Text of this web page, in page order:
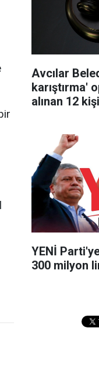
Avcılar
karıştırma'
alınan 12
YENİ
300 milyon